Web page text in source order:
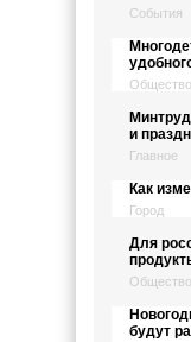
События
Общество
и
Главное
Как
Город
Для
Общество
будут